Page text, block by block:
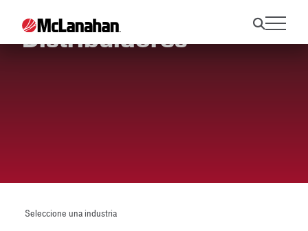
Distribuidores
Seleccione una industria